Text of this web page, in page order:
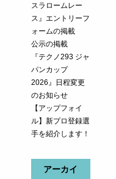
スラロームレー
ス』エントリーフ
ォームの掲載
公示の掲載
『テクノ293 ジャ
パンカップ
2026』日程変更
のお知らせ
【アップフォイ
ル】新プロ登録選
手を紹介します！
アーカイ